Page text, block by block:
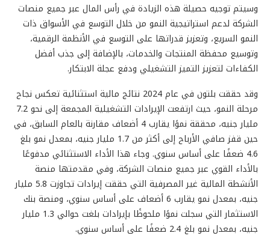
وسيتم توجيه حصيلة هذه الزيادة في رأس المال عبر جميع منصات
الشركة لدعم استراتيجية النمو من خلال التوسع في الأسواق ذات
النمو السريع، وتعزيز قدراتها على التوسع في الأنظمة الرقمية،
وتوسيع محفظة المنتجات والخدمات، بالإضافة إلى جذب أفضل
الكفاءات لتعزيز التميز التشغيلي ودفع عجلة الابتكار.
وقد حققت بلتون في عام 2024 نتائج مالية استثنائية تعكس نجاح
مرحلة النمو، حيث ارتفعت الإيرادات التشغيلية المجمعة إلى نحو 7.2
مليار جنيه، محققة نموًا يقارب 4 أضعاف مقارنة بالعام السابق، في
حين قفز صافي الأرباح إلى أكثر من 1.7 مليار جنيه، بمعدل نمو بلغ
4.6 ضعفًا على أساس سنوي. وجاء هذا الأداء الاستثنائي مدفوعًا
بالأداء القوي عبر جميع منصات الشركة، وفي مقدمتها منصة
الأنشطة المالية غير المصرفية التي حققت إيرادات تجاوزت 5.8 مليار
جنيه، بمعدل نمو يقارب 6 أضعاف على أساس سنوي، ومنصة بنك
الاستثمار التي سجلت نموًا ملحوظًا بإيرادات بلغت حوالي 1.3 مليار
جنيه، بمعدل نمو بلغ 2.4 ضعفًا على أساس سنوي.